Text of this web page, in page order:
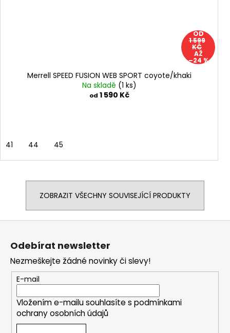
OD
1 599
KČ
AŽ
–24 %
Merrell SPEED FUSION WEB SPORT coyote/khaki
Na skladě (1 ks)
od 1 590 Kč
41 44 45
ZOBRAZIT VŠECHNY SOUVISEJÍCÍ PRODUKTY
Odebírat newsletter
Nezmeškejte žádné novinky či slevy!
E-mail
Vložením e-mailu souhlasíte s podmínkami
ochrany osobních údajů